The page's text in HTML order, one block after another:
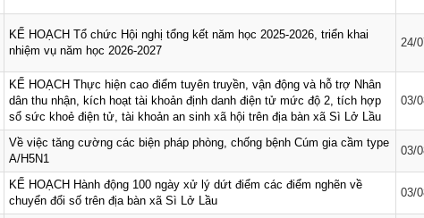
KẾ HOẠCH Tổ chức Hội nghị tổng kết năm học 2025-2026, triển khai
nhiệm vụ năm học 2026-2027
24/
KẾ HOẠCH Thực hiện cao điểm tuyên truyền, vận động và hỗ trợ Nhân
dân thu nhận, kích hoạt tài khoản định danh điện tử mức độ 2, tích hợp
sổ sức khoẻ điện tử, tài khoản an sinh xã hội trên địa bàn xã Sì Lở Lầu
03/
Về việc tăng cường các biện pháp phòng, chống bệnh Cúm gia cầm type
A/H5N1
03/
KẾ HOẠCH Hành động 100 ngày xử lý dứt điểm các điểm nghẽn về
chuyển đổi số trên địa bàn xã Sì Lở Lầu
03/